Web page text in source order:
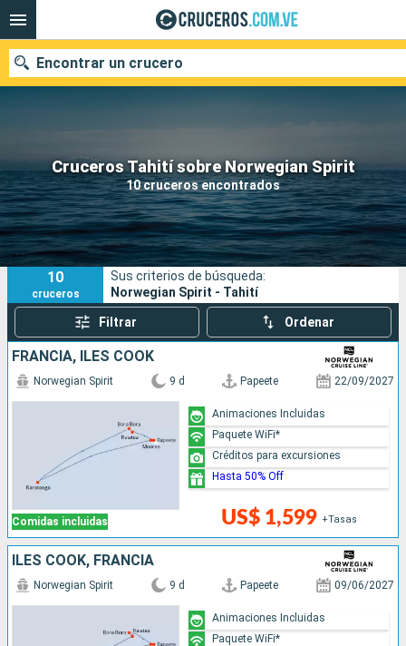
Cruceros Tahití sobre Norwegian Spirit
10 cruceros encontrados
Encontrar un crucero
Nuestros destinos
Fecha de salida
Puertos Compañías
Buscar
10
cruceros
Sus criterios de búsqueda:
Norwegian Spirit - Tahití
Filtrar Ordenar
FRANCIA, ILES COOK
Comidas incluidas
Norwegian Spirit 9 d Papeete 22/09/2027
US$ 1,599 +Tasas
Animaciones Incluidas
Paquete WiFi*
Créditos para excursiones
Hasta 50% Off
ILES COOK, FRANCIA
Norwegian Spirit 9 d Papeete 09/06/2027
Animaciones Incluidas
Paquete WiFi*